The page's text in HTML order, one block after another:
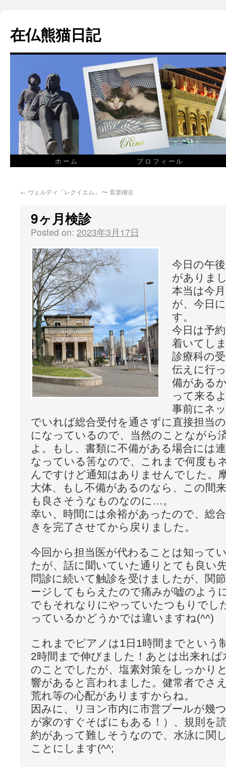
在仏熊猫日記
ホーム プロフィール
← ヴェルディ「レクイエム」 〜 音楽稽古
9ヶ月検診
Posted on: 2023年3月17日
今日の午
がありま
本当は今
が、今日
す。
今日は予
着いてし
診療科の
伝えに行
備がある
って来る
事前にネ
でいれば総合受付を通さずに直接担当
になっているので、当然のことながら
よ。もし、書類に不備がある場合には
なっている筈なので、これまで何度も
んですけど通知はありませんでした。
大体、もし不備があるのなら、この間
も良さそうなものなのに…。
幸い、時間には余裕があったので、総
きを完了させてから戻りました。
今回から担当医が代わることは知って
たが、話に聞いていた通りとても良い
問診に続いて触診を受けましたが、関
ージしてもらえたので痛みが嘘のよう
でもそれなりにやっていたつもりでし
っているかどうかでは違いますね(^^)
これまでピアノは1日1時間までという
2時間まで伸びました！あとは出来れ
のことでしたが、塩素対策をしっかり
響があると言われました。健常者でさ
荒れ等の心配がありますからね。
因みに、リヨン市内に市営プールが幾
が家のすぐそばにもある！）、規則を
約があって難しそうなので、水泳に関
ことにします(^^;